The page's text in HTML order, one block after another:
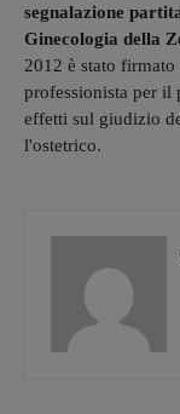
segnalazione
Ginecologia della
2012 è stato
professionista per il
effetti sul giudizio
l'ostetrico.